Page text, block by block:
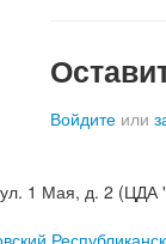
Войдите или
1 Мая, д. 2